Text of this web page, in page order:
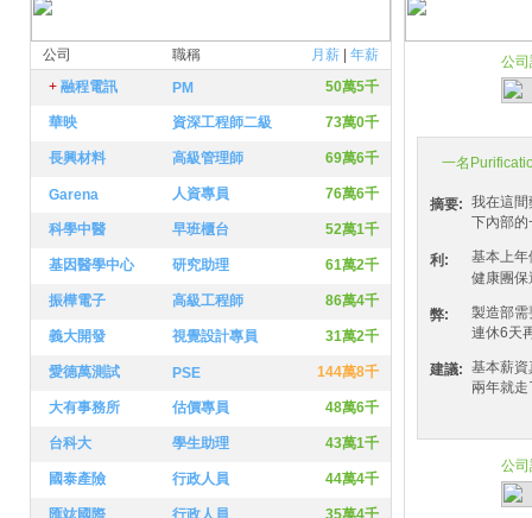
公司 職稱 月薪
年薪
+ 融程電訊 PM 50萬5千
華映 資深工程師二級 73萬0千
長興材料 高級管理師 69萬6千
Garena 人資專員 76萬6千
科學中醫 早班櫃台 52萬1千
基因醫學中心 研究助理 61萬2千
振樺電子 高級工程師 86萬4千
義大開發 視覺設計專員 31萬2千
愛德萬測試 PSE 144萬8千
大有事務所 估價專員 48萬6千
台科大 學生助理 43萬1千
國泰產險 行政人員 44萬4千
匯竑國際 行政人員 35萬4千
公
一名
摘要: 我在這間
下內部的
利:
基本上年
健康團
弊:
製造部需
連休6天
建議: 基本薪資
兩年就走
公